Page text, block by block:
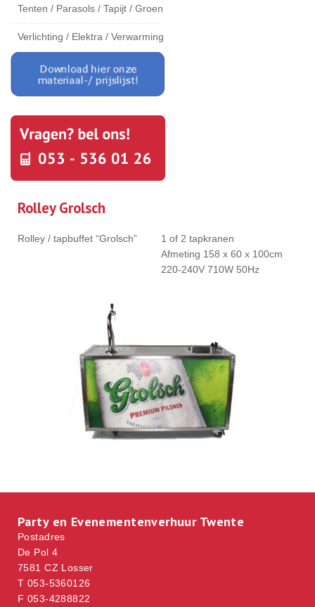
Tenten / Parasols / Tapijt / Groen
Verlichting / Elektra / Verwarming
Rolley Grolsch
Rolley / tapbuffet “Grolsch”
1 of 2 tapkranen
Afmeting 158 x 60 x 100cm
220-240V 710W 50Hz
Party en Evenementenverhuur Twente
Postadres
De Pol 4
7581 CZ Losser
T 053-5360126
F 053-4288822